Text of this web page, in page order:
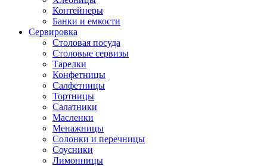
Контейнеры
Банки и емкости
Сервировка
Столовая посуда
Столовые сервизы
Тарелки
Конфетницы
Салфетницы
Тортницы
Салатники
Масленки
Менажницы
Солонки и перечницы
Соусники
Лимонницы